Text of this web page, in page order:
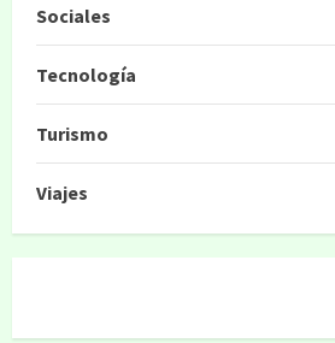
Sociales
Tecnología
Turismo
Viajes